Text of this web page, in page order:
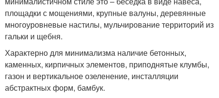
площадки с мощениями, крупные валуны, деревянные
многоуровневые настилы, мульчирование территорий из
гальки и щебня.
Характерно для минимализма наличие бетонных,
каменных, кирпичных элементов, приподнятые клумбы,
газон и вертикальное озеленение, инсталляции
абстрактных форм, бамбук.